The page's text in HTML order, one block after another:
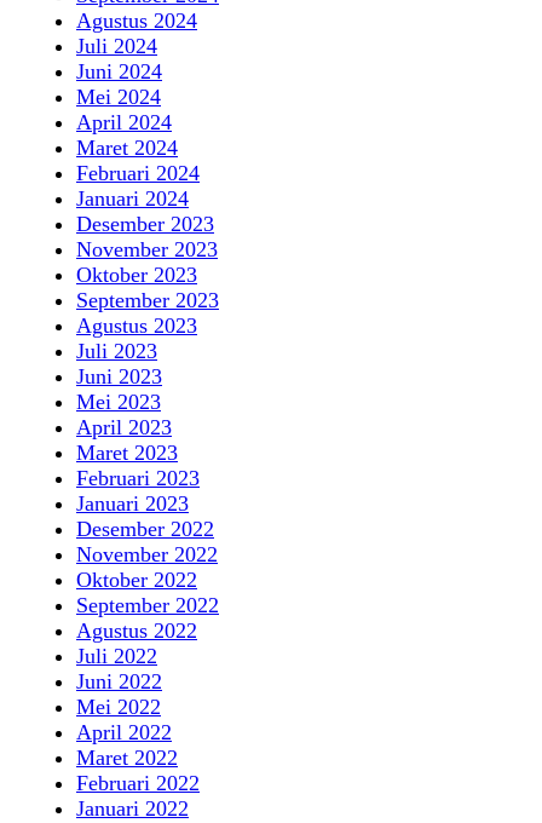
Agustus 2024
Juli 2024
Juni 2024
Mei 2024
April 2024
Maret 2024
Februari 2024
Januari 2024
Desember 2023
November 2023
Oktober 2023
September 2023
Agustus 2023
Juli 2023
Juni 2023
Mei 2023
April 2023
Maret 2023
Februari 2023
Januari 2023
Desember 2022
November 2022
Oktober 2022
September 2022
Agustus 2022
Juli 2022
Juni 2022
Mei 2022
April 2022
Maret 2022
Februari 2022
Januari 2022